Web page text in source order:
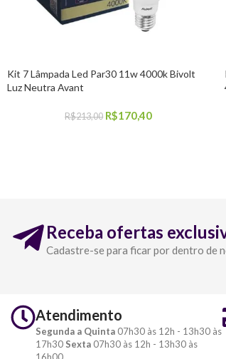
Kit 7 Lâmpada Led Par30 11w 4000k Bivolt
Luz Neutra Avant
R$213,00 R$170,40
Receba ofertas
Cadastre-se para ficar por dentro de
Atendimento
Segunda a Quinta 07h30 às 12h - 13h30 às
17h30 Sexta 07h30 às 12h - 13h30 às
16h00